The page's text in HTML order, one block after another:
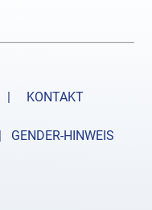
|
KONTAKT
GENDER-HINWEIS